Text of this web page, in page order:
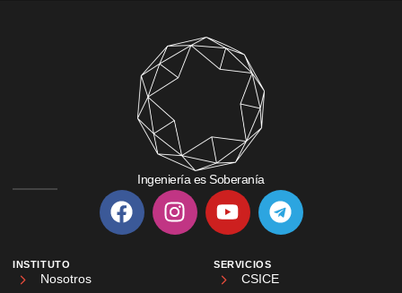
Ingeniería es Soberanía
INSTITUTO
Nosotros
SERVICIOS
CSICE